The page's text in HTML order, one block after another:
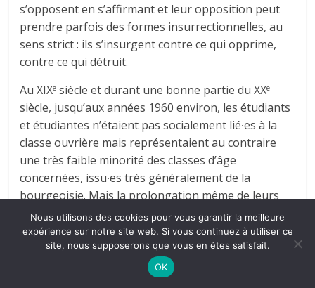
s’opposent en s’affirmant et leur opposition peut
prendre parfois des formes insurrectionnelles, au
sens strict : ils s’insurgent contre ce qui opprime,
contre ce qui détruit.
Au XIXe siècle et durant une bonne partie du XXe
siècle, jusqu’aux années 1960 environ, les étudiants
et étudiantes n’étaient pas socialement lié∙es à la
classe ouvrière mais représentaient au contraire
une très faible minorité des classes d’âge
concernées, issu∙es très généralement de la
bourgeoisie. Mais la prolongation même de leurs
études contribuait à aiguiser leur esprit critique.
Dès lors, ils et elles se trouvèrent fréquemment à la
tête de mouvements insurrectionnels, liés non à des
revendications économiques, mais à des objectifs
Nous utilisons des cookies pour vous garantir la meilleure
expérience sur notre site web. Si vous continuez à utiliser ce
site, nous supposerons que vous en êtes satisfait.
OK